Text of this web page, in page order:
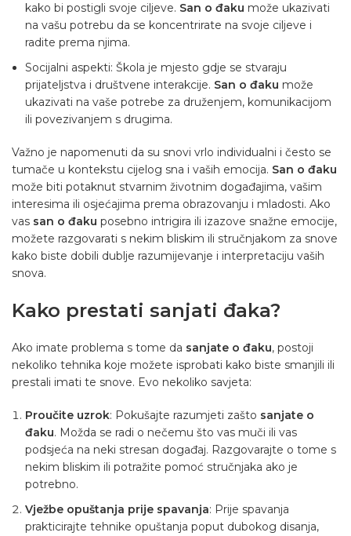
kako bi postigli svoje ciljeve. San o đaku može ukazivati ​​
na vašu potrebu da se koncentrirate na svoje ciljeve i
radite prema njima.
Socijalni aspekti: Škola je mjesto gdje se stvaraju
prijateljstva i društvene interakcije. San o đaku može
ukazivati ​​na vaše potrebe za druženjem, komunikacijom
ili povezivanjem s drugima.
Važno je napomenuti da su snovi vrlo individualni i često se
tumače u kontekstu cijelog sna i vaših emocija. San o đaku
može biti potaknut stvarnim životnim događajima, vašim
interesima ili osjećajima prema obrazovanju i mladosti. Ako
vas san o đaku posebno intrigira ili izazove snažne emocije,
možete razgovarati s nekim bliskim ili stručnjakom za snove
kako biste dobili dublje razumijevanje i interpretaciju vaših
snova.
Kako prestati sanjati đaka?
Ako imate problema s tome da sanjate o đaku, postoji
nekoliko tehnika koje možete isprobati kako biste smanjili ili
prestali imati te snove. Evo nekoliko savjeta:
Proučite uzrok: Pokušajte razumjeti zašto sanjate o
đaku. Možda se radi o nečemu što vas muči ili vas
podsjeća na neki stresan događaj. Razgovarajte o tome s
nekim bliskim ili potražite pomoć stručnjaka ako je
potrebno.
Vježbe opuštanja prije spavanja: Prije spavanja
prakticirajte tehnike opuštanja poput dubokog disanja,